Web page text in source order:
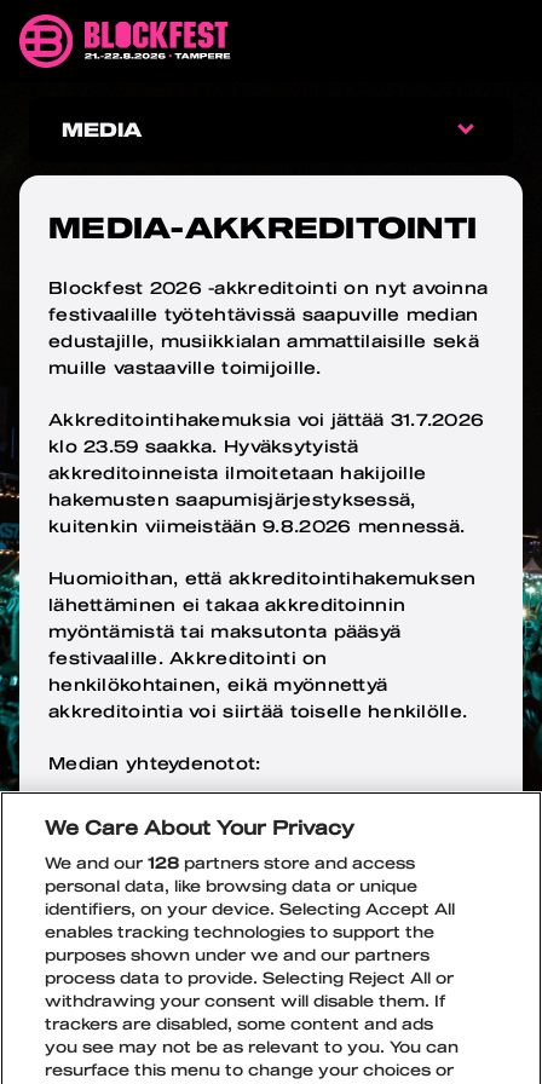
Siirry
sisältöön
Blockfest
21.-22.8.2026
MEDIA-
AKKREDITOINTI
MEDIA
MEDIA-AKKREDITOINTI
FESTIVAALIN PRESSI- JA
MEDIA-AKKREDITOINTI
Blockfest 2026 -akkreditointi on nyt avoinna
festivaalille työtehtävissä saapuville median
edustajille, musiikkialan ammattilaisille sekä
muille vastaaville toimijoille.
Akkreditointihakemuksia voi jättää 31.7.2026
klo 23.59 saakka. Hyväksytyistä
akkreditoinneista ilmoitetaan hakijoille
hakemusten saapumisjärjestyksessä,
kuitenkin viimeistään 9.8.2026 mennessä.
Huomioithan, että akkreditointihakemuksen
lähettäminen ei takaa akkreditoinnin
myöntämistä tai maksutonta pääsyä
festivaalille. Akkreditointi on
henkilökohtainen, eikä myönnettyä
akkreditointia voi siirtää toiselle henkilölle.
Median yhteydenotot:
Jenna-Juulia Rekiö, Markkinointipäällikkö
jenna@blockfest.fi
Artistien haastattelujen osalta pyydämme
ottamaan yhteyttä suoraan artistien
edustajiin.
We Care About Your Privacy
We and our128 partners store and access
personal data, like browsing data or unique
identifiers, on your device. Selecting Accept All
enables tracking technologies to support the
purposes shown under we and our partners
process data to provide. Selecting Reject All or
withdrawing your consent will disable them. If
trackers are disabled, some content and ads
you see may not be as relevant to you. You can
resurface this menu to change your choices or